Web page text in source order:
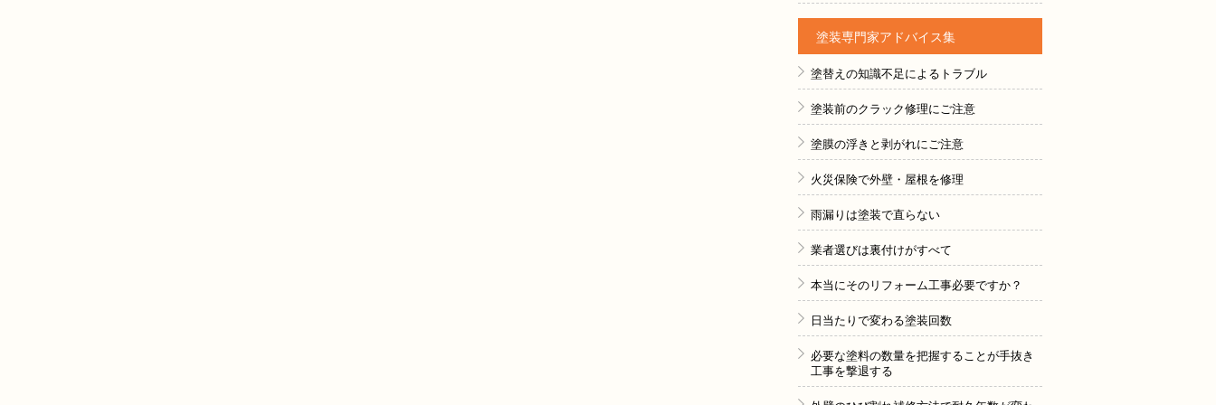
塗装専門家アドバイス集
塗替えの知識不足によるトラブル
塗装前のクラック修理にご注意
塗膜の浮きと剥がれにご注意
火災保険で外壁・屋根を修理
雨漏りは塗装で直らない
業者選びは裏付けがすべて
本当にそのリフォーム工事必要ですか？
日当たりで変わる塗装回数
必要な塗料の数量を把握することが手抜き
工事を撃退する